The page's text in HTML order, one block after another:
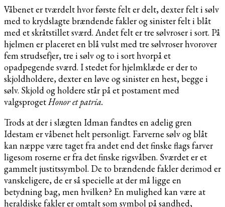
Våbenet er tværdelt hvor første felt er delt, dexter felt i sølv
med to krydslagte brændende fakler og sinister felt i blåt
med et skråtstillet sværd. Andet felt er tre sølvroser i sort. På
hjelmen er placeret en blå vulst med tre sølvroser hvorover
fem strudsefjer, tre i sølv og to i sort hvorpå et
opadpegende sværd. I stedet for hjelmklæde er der to
skjoldholdere, dexter en løve og sinister en hest, begge i
sølv. Skjold og holdere står på et postament med
valgsprogetHonor et patria.
Trods at der i slægten Idman fandtes en adelig gren
Idestam er våbenet helt personligt. Farverne sølv og blåt
kan næppe være taget fra andet end det finske flags farver
ligesom roserne er fra det finske rigsvåben. Sværdet er et
gammelt justitssymbol. De to brændende fakler derimod er
vanskeligere, de er så specielle at der må ligge en
betydning bag, men hvilken? En mulighed kan være at
heraldiske fakler er omtalt som symbol på sandhed,